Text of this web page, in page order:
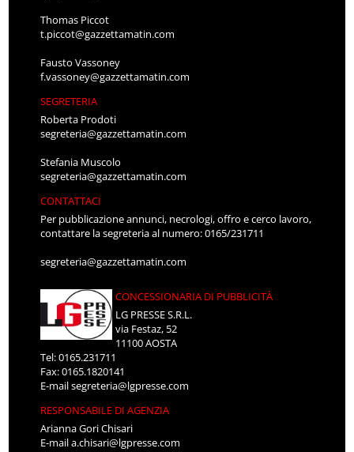
Thomas Piccot
t.piccot@gazzettamatin.com
Fausto Vassoney
f.vassoney@gazzettamatin.com
SEGRETERIA
Roberta Prodoti
segreteria@gazzettamatin.com
Stefania Muscolo
segreteria@gazzettamatin.com
CONTATTACI
Per pubblicazione annunci, necrologi, offro e cerco lavoro,
contattare la segreteria al numero: 0165/231711
segreteria@gazzettamatin.com
CONCESSIONARIA DI PUBBLICITÀ
LG PRESSE S.R.L.
via Festaz, 52
11100 AOSTA
Tel: 0165.231711
Fax: 0165.1820141
E-mailsegreteria@lgpresse.com
RESPONSABILE DI AGENZIA
Arianna Gori Chisari
E-maila.chisari@lgpresse.com